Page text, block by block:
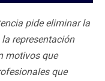
pide eliminar la
representación
motivos que
que